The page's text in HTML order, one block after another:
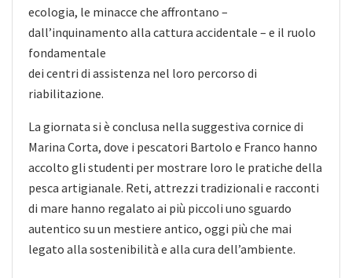
ecologia, le minacce che affrontano –
dall’inquinamento alla cattura accidentale – e il ruolo
fondamentale
dei centri di assistenza nel loro percorso di
riabilitazione.
La giornata si è conclusa nella suggestiva cornice di
Marina Corta, dove i pescatori Bartolo e Franco hanno
accolto gli studenti per mostrare loro le pratiche della
pesca artigianale. Reti, attrezzi tradizionali e racconti
di mare hanno regalato ai più piccoli uno sguardo
autentico su un mestiere antico, oggi più che mai
legato alla sostenibilità e alla cura dell’ambiente.